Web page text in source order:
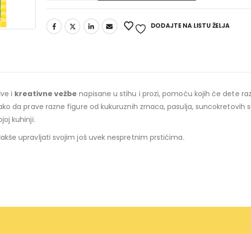
DODAJTE NA LISTU ŽELJA
i kreativne vežbe napisane u stihu i prozi, pomoću kojih će dete
da prave razne figure od kukuruznih zrnaca, pasulja, suncokretovih
kuhinji.
upravljati svojim još uvek nespretnim prstićima.